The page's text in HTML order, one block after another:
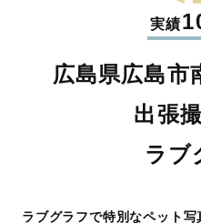
実績
広島県広島市
出張
ラブ
ラブグラフで特別なペット写